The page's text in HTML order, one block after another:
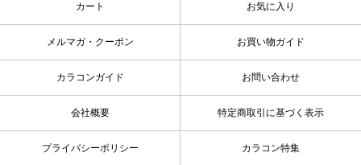
カート お気に入り
メルマガ・クーポン お買い物ガイド
カラコンガイド お問い合わせ
会社概要 特定商取引に基づく表示
プライバシーポリシー カラコン特集